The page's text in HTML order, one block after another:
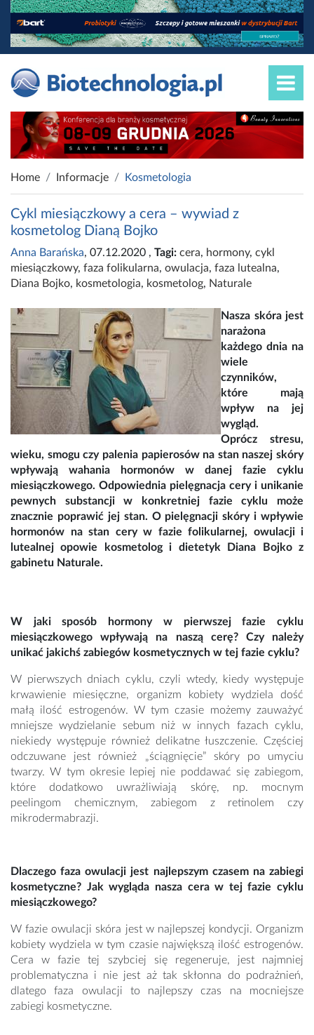
Home Informacje Kosmetologia
Cykl miesiączkowy a cera – wywiad z
kosmetolog Dianą Bojko
Anna Barańska, 07.12.2020 , Tagi: cera, hormony, cykl
miesiączkowy, faza folikularna, owulacja, faza lutealna,
Diana Bojko, kosmetologia, kosmetolog, Naturale
Nasza skóra jest
narażona
każdego dnia na
wiele
czynników,
które mają
wpływ na jej
wygląd.
Oprócz stresu,
wieku, smogu czy palenia papierosów na stan naszej skóry
wpływają wahania hormonów w danej fazie cyklu
miesiączkowego. Odpowiednia pielęgnacja cery i unikanie
pewnych substancji w konkretniej fazie cyklu może
znacznie poprawić jej stan. O pielęgnacji skóry i wpływie
hormonów na stan cery w fazie folikularnej, owulacji i
lutealnej opowie kosmetolog i dietetyk Diana Bojko z
gabinetu Naturale.
W jaki sposób hormony w pierwszej fazie cyklu
miesiączkowego wpływają na naszą cerę? Czy należy
unikać jakichś zabiegów kosmetycznych w tej fazie cyklu?
W pierwszych dniach cyklu, czyli wtedy, kiedy występuje
krwawienie miesięczne, organizm kobiety wydziela dość
małą ilość estrogenów. W tym czasie możemy zauważyć
mniejsze wydzielanie sebum niż w innych fazach cyklu,
niekiedy występuje również delikatne łuszczenie. Częściej
odczuwane jest również „ściągnięcie” skóry po umyciu
twarzy. W tym okresie lepiej nie poddawać się zabiegom,
które dodatkowo uwrażliwiają skórę, np. mocnym
peelingom chemicznym, zabiegom z retinolem czy
mikrodermabrazji.
Dlaczego faza owulacji jest najlepszym czasem na zabiegi
kosmetyczne? Jak wygląda nasza cera w tej fazie cyklu
miesiączkowego?
W fazie owulacji skóra jest w najlepszej kondycji. Organizm
kobiety wydziela w tym czasie największą ilość estrogenów.
Cera w fazie tej szybciej się regeneruje, jest najmniej
problematyczna i nie jest aż tak skłonna do podrażnień,
dlatego faza owulacji to najlepszy czas na mocniejsze
zabiegi kosmetyczne.